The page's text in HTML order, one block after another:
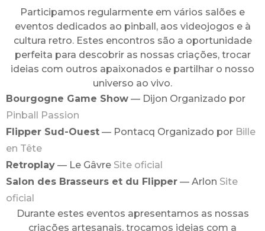
Participamos regularmente em vários salões e
eventos dedicados ao pinball, aos videojogos e à
cultura retro. Estes encontros são a oportunidade
perfeita para descobrir as nossas criações, trocar
ideias com outros apaixonados e partilhar o nosso
universo ao vivo.
Bourgogne Game Show — Dijon Organizado por
Pinball Passion
Flipper Sud-Ouest — Pontacq Organizado por Bille
en Tête
Retroplay — Le Gâvre Site oficial
Salon des Brasseurs et du Flipper — Arlon Site
oficial
Durante estes eventos apresentamos as nossas
criações artesanais, trocamos ideias com a